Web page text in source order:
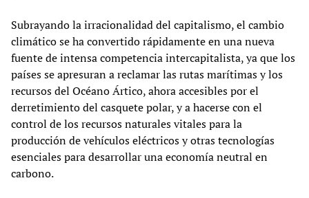
Subrayando la irracionalidad del capitalismo, el cambio
climático se ha convertido rápidamente en una nueva
fuente de intensa competencia intercapitalista, ya que los
países se apresuran a reclamar las rutas marítimas y los
recursos del Océano Ártico, ahora accesibles por el
derretimiento del casquete polar, y a hacerse con el
control de los recursos naturales vitales para la
producción de vehículos eléctricos y otras tecnologías
esenciales para desarrollar una economía neutral en
carbono.